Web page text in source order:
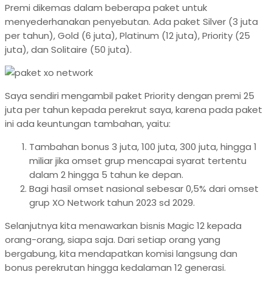
Premi dikemas dalam beberapa paket untuk
menyederhanakan penyebutan. Ada paket Silver (3 juta
per tahun), Gold (6 juta), Platinum (12 juta), Priority (25
juta), dan Solitaire (50 juta).
Saya sendiri mengambil paket Priority dengan premi 25
juta per tahun kepada perekrut saya, karena pada paket
ini ada keuntungan tambahan, yaitu:
Tambahan bonus 3 juta, 100 juta, 300 juta, hingga 1
miliar jika omset grup mencapai syarat tertentu
dalam 2 hingga 5 tahun ke depan.
Bagi hasil omset nasional sebesar 0,5% dari omset
grup XO Network tahun 2023 sd 2029.
Selanjutnya kita menawarkan bisnis Magic 12 kepada
orang-orang, siapa saja. Dari setiap orang yang
bergabung, kita mendapatkan komisi langsung dan
bonus perekrutan hingga kedalaman 12 generasi.